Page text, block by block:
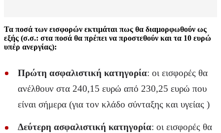
Τα ποσά των εισφορών εκτιμάται πως θα διαμορφωθούν ως
εξής (σ.σ.: στα ποσά θα πρέπει να προστεθούν και τα 10 ευρώ
υπέρ ανεργίας):
Πρώτη ασφαλιστική κατηγορία: οι εισφορές θα
ανέλθουν στα 240,15 ευρώ από 230,25 ευρώ που
είναι σήμερα (για τον κλάδο σύνταξης και υγείας )
Δεύτερη ασφαλιστική κατηγορία: οι εισφορές θα